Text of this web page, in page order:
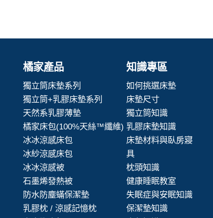
橘家產品
獨立筒床墊系列
獨立筒+乳膠床墊系列
天然系乳膠薄墊
橘家床包(100%天絲™纖維)
冰冰涼感床包
冰紗涼感床包
冰冰涼感被
石墨烯發熱被
防水防塵蟎保潔墊
乳膠枕 / 涼感記憶枕
知識專區
如何挑選床墊
床墊尺寸
獨立筒知識
乳膠床墊知識
床墊材料與臥房寢
具
枕頭知識
健康睡眠教室
失眠症與安眠知識
保潔墊知識